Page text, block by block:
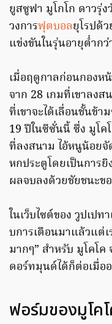
ยูสซูฟา มูโกโก ดาวรุ่
วงการฟุตบอลยุโรปด้
แข่งขันในรุ่นอายุต่ำก
เมื่อฤดูกาลก่อนกองห
จาก 28 เกมที่เขาลง
ที่เขาจะได้เลื่อนชั้นข้
19 ปีในซีซั่นนี้ ซึ่ง มูโ
ที่ลงสนาม ไอ้หนูน้อยจั
หกประตูโดยเป็นการ
ผลจบลงด้วยชัยชนะข
ในเว็บไซต์ของ วูปเปท
บการเตือนมาแล้วแต่เ
มากๆ” สำหรับ มูโคโ
ดอร์ทมุนด์ได้ก็ต่อเมื่อ
ฟอร์มของมูโค